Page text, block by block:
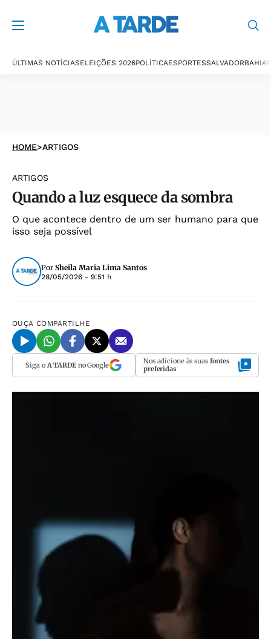
ÚLTIMAS NOTÍCIASELEIÇÕES 2026POLÍTICAESPORTESSALVADORBAHIA
HOME>ARTIGOS
ARTIGOS
Quando a luz esquece da sombra
O que acontece dentro de um ser humano para que
isso seja possível
Por Sheila Maria Lima Santos
28/05/2026 - 9:51 h
OUÇA COMPARTILHE
Siga o A TARDEno Google Nos adicione às suas fontes
preferidas